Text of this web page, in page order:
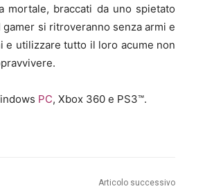
mortale, braccati da uno spietato
si ritroveranno senza armi e
e utilizzare tutto il loro acume non
PC, Xbox 360 e PS3™.
Articolo successivo